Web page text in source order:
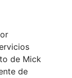
de Mick
de